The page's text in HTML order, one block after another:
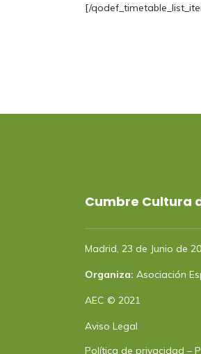
[/
Cumbre Cultura
Madrid, 23 de Junio de
Organiza: Asociación
AEC © 2021
Aviso Legal
Política de privacidad –